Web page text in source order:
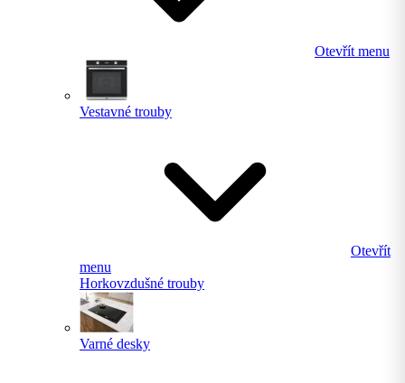
Otevřít menu
Vestavné trouby
Otevřít
menu
Horkovzdušné trouby
Varné desky